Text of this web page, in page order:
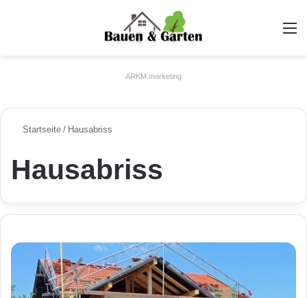
ARKM.marketing
Startseite / Hausabriss
Hausabriss